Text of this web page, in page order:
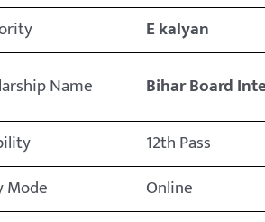
E kalyan
Name Bihar Board
12th Pass
Mode
Online